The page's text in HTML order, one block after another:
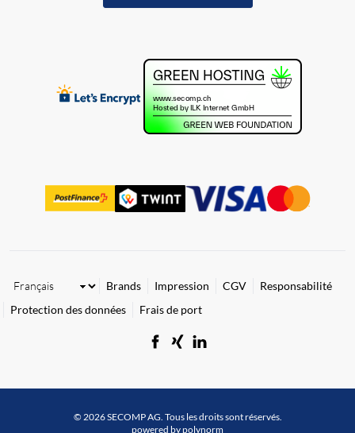
Brands Impression CGV
Responsabilité
Protection des données
Frais de port
© 2026 SECOMP AG. Tous les droits sont réservés.
powered by polynorm